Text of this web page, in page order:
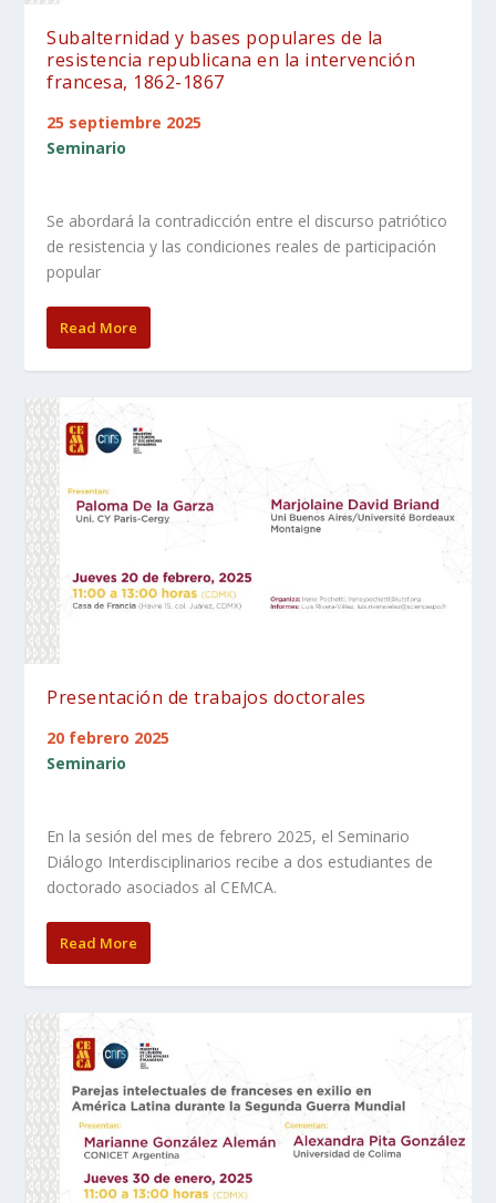
Subalternidad y bases populares de la
resistencia republicana en la intervención
francesa, 1862-1867
25 septiembre 2025
Seminario
Se abordará la contradicción entre el discurso patriótico
de resistencia y las condiciones reales de participación
popular
Read More
Presentación de trabajos doctorales
20 febrero 2025
Seminario
En la sesión del mes de febrero 2025, el Seminario
Diálogo Interdisciplinarios recibe a dos estudiantes de
doctorado asociados al CEMCA.
Read More